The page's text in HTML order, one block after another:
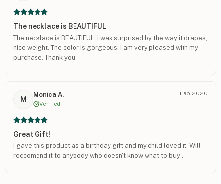
The necklace is BEAUTIFUL
The necklace is BEAUTIFUL. I was surprised by the way it drapes,
nice weight. The color is gorgeous. I am very pleased with my
purchase. Thank you
M
Monica A.
Verified
Feb 2020
Great Gift!
I gave this product as a birthday gift and my child loved it. Will
reccomend it to anybody who doesn't know what to buy .